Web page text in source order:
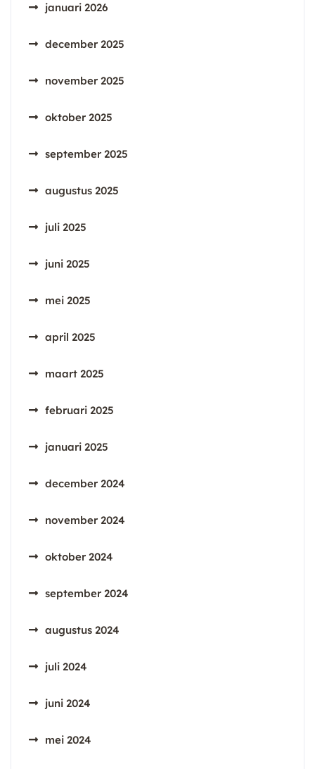
januari 2026
december 2025
november 2025
oktober 2025
september 2025
augustus 2025
juli 2025
juni 2025
mei 2025
april 2025
maart 2025
februari 2025
januari 2025
december 2024
november 2024
oktober 2024
september 2024
augustus 2024
juli 2024
juni 2024
mei 2024